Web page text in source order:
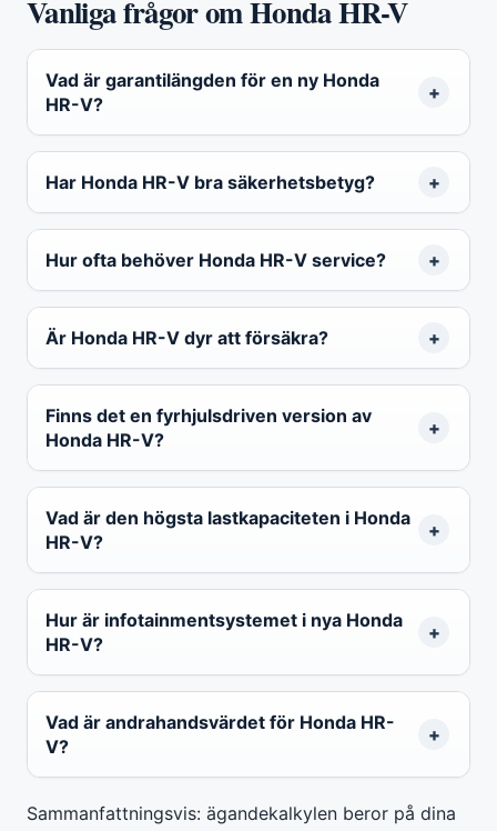
Vanliga frågor om Honda HR-V
Vad är garantilängden för en ny Honda
HR-V?
Har Honda HR-V bra säkerhetsbetyg?
Hur ofta behöver Honda HR-V service?
Är Honda HR-V dyr att försäkra?
Finns det en fyrhjulsdriven version av
Honda HR-V?
Vad är den högsta lastkapaciteten i Honda
HR-V?
Hur är infotainmentsystemet i nya Honda
HR-V?
Vad är andrahandsvärdet för Honda HR-
V?
Sammanfattningsvis: ägandekalkylen beror på dina